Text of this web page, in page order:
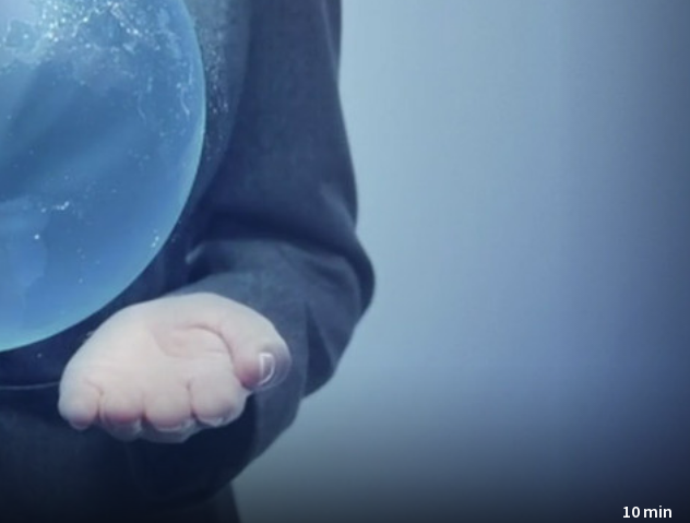
10 min